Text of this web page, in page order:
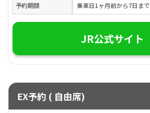
予約期間 乗車日1ヶ月前から7日まで
JR公式サイト
EX予約 ( 自由席)